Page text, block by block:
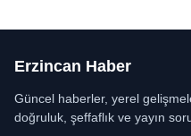
Erzincan Haber
Güncel haberler, yerel
doğruluk, şeffaflık ve yayın